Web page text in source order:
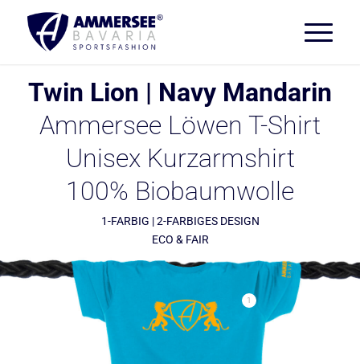
Twin Lion | Navy Mandarin
Ammersee Löwen T-Shirt
Unisex Kurzarmshirt
100% Biobaumwolle
1-FARBIG | 2-FARBIGES DESIGN
ECO & FAIR
1